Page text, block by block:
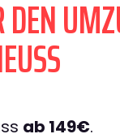
ab 149€.